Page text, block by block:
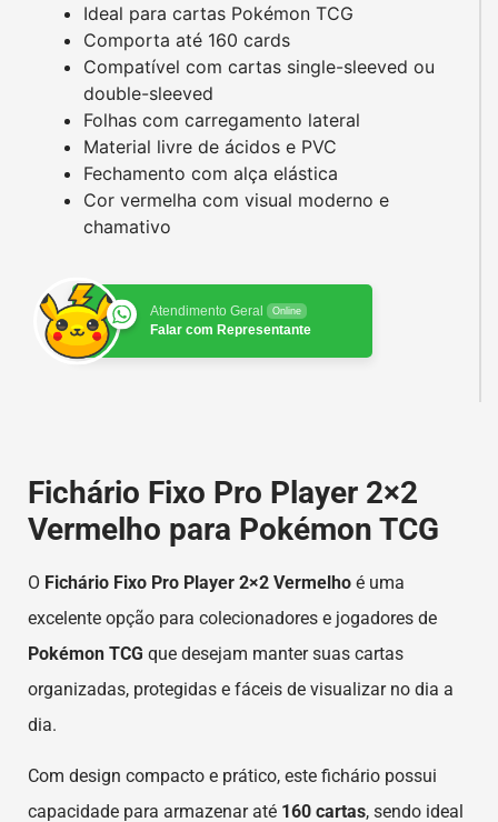
Ideal para cartas Pokémon TCG
Comporta até 160 cards
Compatível com cartas single-sleeved ou
double-sleeved
Folhas com carregamento lateral
Material livre de ácidos e PVC
Fechamento com alça elástica
Cor vermelha com visual moderno e
chamativo
Atendimento Geral Online
Falar com Representante
Fichário Fixo Pro Player 2×2
Vermelho para Pokémon TCG
O Fichário Fixo Pro Player 2×2 Vermelho é uma
excelente opção para colecionadores e jogadores de
Pokémon TCG que desejam manter suas cartas
organizadas, protegidas e fáceis de visualizar no dia a
dia.
Com design compacto e prático, este fichário possui
capacidade para armazenar até 160 cartas, sendo ideal